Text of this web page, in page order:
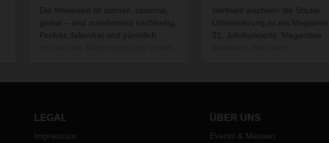
Die Modewelt ist schnell, saisonal,
global – und zunehmend nachhaltig.
Perfekt, faltenfrei und pünktlich
Branchenlösung DACHSER Fashion
Weltweit wachsen die Städte.
Urbanisierung ist ein
21. Jahrhunderts. Megacities
testet bereits innovative,
LEGAL
Impressum
ÜBER UNS
Events & Messen